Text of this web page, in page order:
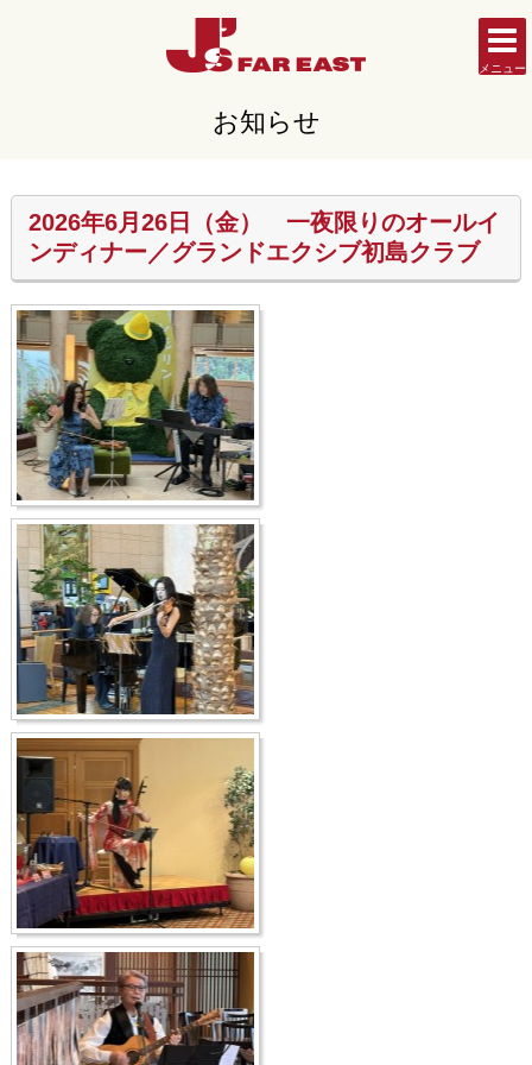
メニュー
お知らせ
2026年6月26日（金） 一夜限りのオールイ
ンディナー／グランドエクシブ初島クラブ